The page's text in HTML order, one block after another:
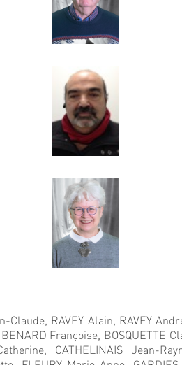
Claude, RAVEY Alain, RAVEY
BENARD Françoise, BOSQUETTE
CATHELINAIS Jean-